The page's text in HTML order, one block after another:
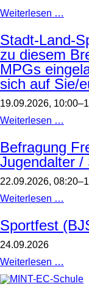
Weiterlesen …
Stadt-Land-
zu diesem
MPGs
sich auf Sie/
19.09.2026,
Weiterlesen …
2026
/
Alle
sind
im
Foyer
Die
Befragung
Jugendalter /
22.09.2026,
Weiterlesen …
im
Stufe
8
Sportfest
24.09.2026
Weiterlesen …
LA)